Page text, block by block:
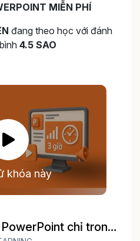
MIỄN PHÍ
đang theo học với đánh
4.5 SAO
khóa này
chỉ trong